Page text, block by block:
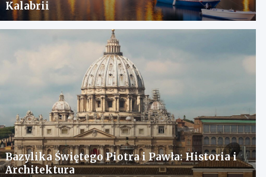
Kalabrii
Bazylika Świętego Piotra i Pawła: Historia i
Architektura